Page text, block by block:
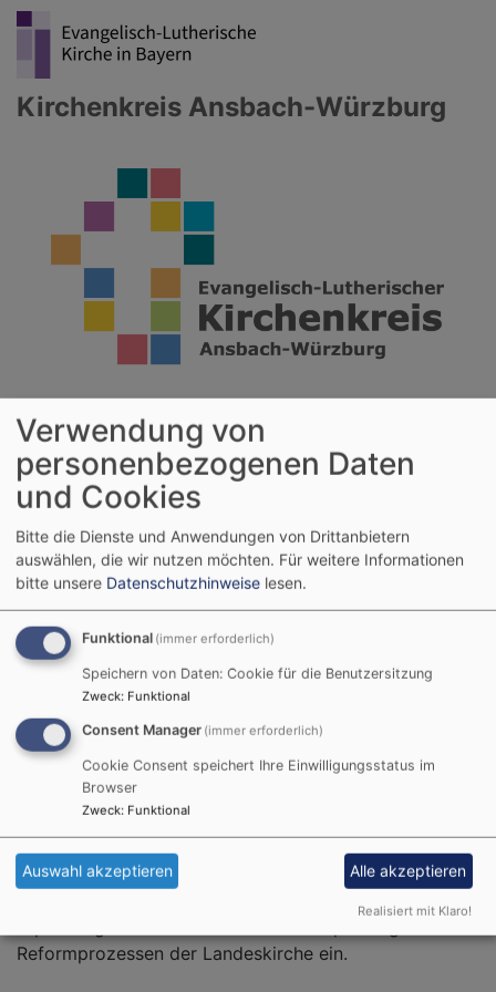
Direkt
Inhalt
Kirchenkreis Ansbach-Würzburg
Hauptnavigation
Wigbert Lehner
Seit dem 01.01.2022 haben Pfarrerin Uta Lehner und
Pfarrer Wigbert Lehner die Leitung des
Dekanatsbezirks Feuchtwangen übernommen. In einem
feierlichen Gottesdienst am 13.02.2022 wurden sie von
Dekan Oliver Bruckmann in Stellvertretung der
erkrankten Regionalbischöfin Gisela Bornowski in ihr
Amt eingeführt. Das Ehepaar Lehner blickt auf
langjährige Diensterfahrungen im Dekanat
Feuchtwangen zurück und bringt Kontinuität
verbunden mit Innovation und Teamorientierung im
Reformprozessen der Landeskirche ein.
Verwendung von
personenbezogenen Daten
und Cookies
Bitte die Dienste und Anwendungen von Drittanbietern
auswählen, die wir nutzen möchten. Für weitere Informationen
bitte unsere Datenschutzhinweise lesen.
Funktional (immer erforderlich)
Speichern von Daten: Cookie für die Benutzersitzung
Zweck: Funktional
Consent Manager (immer erforderlich)
Cookie Consent speichert Ihre Einwilligungsstatus im
Browser
Zweck: Funktional
Auswahl akzeptieren Alle akzeptieren
Realisiert mit Klaro!